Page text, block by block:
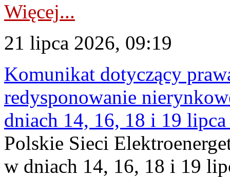
Więcej...
21 lipca 2026, 09:19
Komunikat dotyczący
redysponowanie
dniach 14, 16, 18 i 19
Polskie Sieci
w dniach 14, 16, 18 i 19